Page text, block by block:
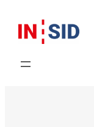
obsah